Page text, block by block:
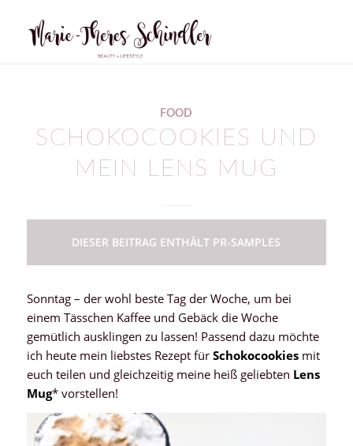
FOOD
SCHOKOCOOKIES UND
MEIN LENS MUG
DIESER BEITRAG ENTHÄLT PR-SAMPLES
Sonntag – der wohl beste Tag der Woche, um bei
einem Tässchen Kaffee und Gebäck die Woche
gemütlich ausklingen zu lassen! Passend dazu möchte
ich heute mein liebstes Rezept fürSchokocookiesmit
euch teilen und gleichzeitig meine heiß geliebten Lens
Mug* vorstellen!